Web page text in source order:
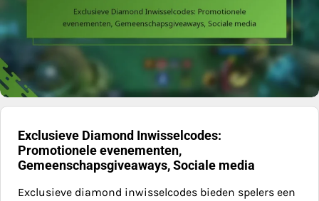
Exclusieve Diamond Inwisselcodes:
Promotionele evenementen,
Gemeenschapsgiveaways, Sociale media
Exclusieve diamond inwisselcodes bieden spelers een